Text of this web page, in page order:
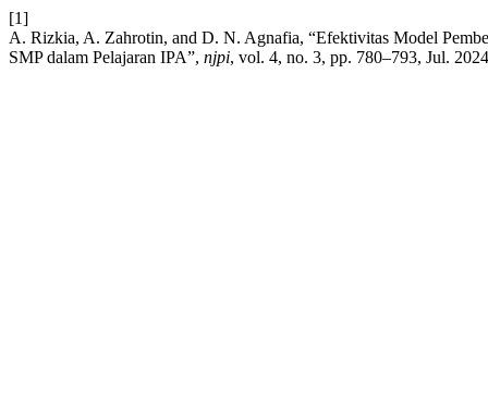
[1]
A. Rizkia, A. Zahrotin, and D. N. Agnafia, “Efektivitas Model
SMP dalam Pelajaran IPA”, njpi, vol. 4, no. 3, pp. 780–793, Jul.